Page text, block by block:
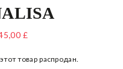
ХЛОПКОВЫЙ ТОП С
£
товар распродан.